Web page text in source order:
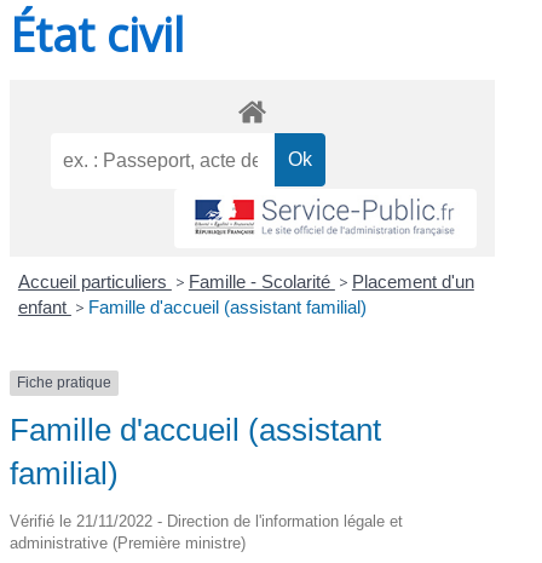
État civil
Accueil particuliers > Famille - Scolarité > Placement d'un
enfant > Famille d'accueil (assistant familial)
Fiche pratique
Famille d'accueil (assistant
familial)
Vérifié le 21/11/2022 - Direction de l'information légale et
administrative (Première ministre)